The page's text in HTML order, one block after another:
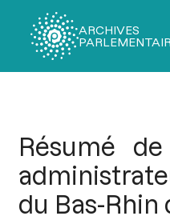
ARCHIVES
Résumé
du Bas-Rhin